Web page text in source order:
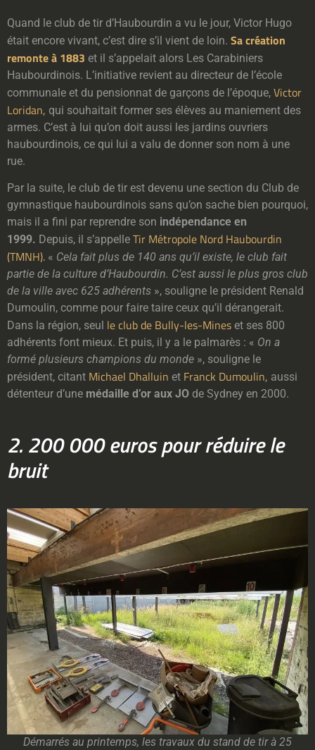
Quand le club de tir d’Haubourdin a vu le jour, Victor Hugo
était encore vivant, c’est dire s’il vient de loin. Sa création
remonte à 1883 et il s’appelait alors Les Carabiniers
Haubourdinois. L’initiative revient au directeur de l’école
communale et du pensionnat de garçons de l’époque, Victor
Loridan, qui souhaitait former ses élèves au maniement des
armes. C’est à lui qu’on doit aussi les jardins ouvriers
haubourdinois, ce qui lui a valu de donner son nom à une
rue.
Par la suite, le club de tir est devenu une section du Club de
gymnastique haubourdinois sans qu’on sache bien pourquoi,
mais il a fini par reprendre son indépendance en
1999. Depuis, il s’appelle Tir Métropole Nord Haubourdin
(TMNH). « Cela fait plus de 140 ans qu’il existe, le club fait
partie de la culture d’Haubourdin. C’est aussi le plus gros club
de la ville avec 625 adhérents », souligne le président Renald
Dumoulin, comme pour faire taire ceux qu’il dérangerait.
Dans la région, seul le club de Bully-les-Mines et ses 800
adhérents font mieux. Et puis, il y a le palmarès : « On a
formé plusieurs champions du monde », souligne le
président, citant Michael Dhalluin et Franck Dumoulin, aussi
détenteur d’une médaille d’or aux JO de Sydney en 2000.
2. 200 000 euros pour réduire le
bruit
Démarrés au printemps, les travaux du stand de tir à 25